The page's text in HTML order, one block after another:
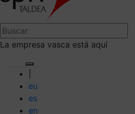
La empresa vasca está aquí
eu
es
en